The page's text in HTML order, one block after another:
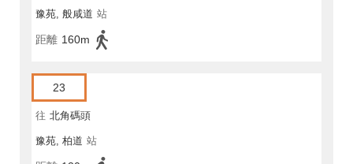
豫苑, 般咸道 站
距離 160m
23
往 北角碼頭
豫苑, 柏道 站